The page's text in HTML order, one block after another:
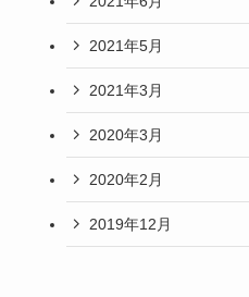
2021年5月
2021年3月
2020年3月
2020年2月
2019年12月